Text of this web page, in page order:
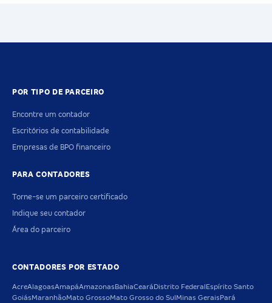
POR TIPO DE PARCEIRO
Encontre um contador
Escritórios de contabilidade
Empresas de BPO financeiro
PARA CONTADORES
Torne-se um parceiro certificado
Indique seu contador
Área do parceiro
CONTADORES POR ESTADO
AcreAlagoasAmapáAmazonas BahiaCeará Distrito Federal Espírito Santo
GoiásMaranhãoMato GrossoMato Grosso do Sul Minas Gerais Pará